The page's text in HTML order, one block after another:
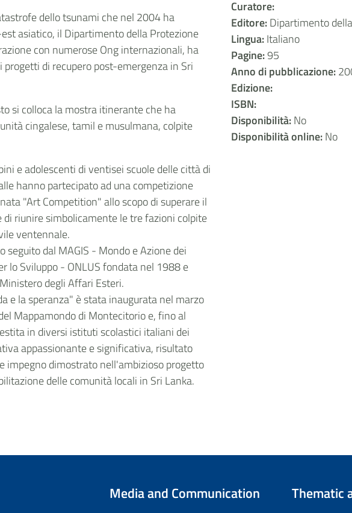
dello tsunami che nel 2004 ha
asiatico, il Dipartimento della Protezione
con numerose Ong internazionali, ha
progetti di recupero post-emergenza in Sri
si colloca la mostra itinerante che ha
cingalese, tamil e musulmana, colpite
e adolescenti di ventisei scuole delle città di
hanno partecipato ad una competizione
"Art Competition" allo scopo di superare il
di riunire simbolicamente le tre fazioni colpite
ventennale.
seguito dal MAGIS - Mondo e Azione dei
lo Sviluppo - ONLUS fondata nel 1988 e
degli Affari Esteri.
e la speranza" è stata inaugurata nel marzo
Mappamondo di Montecitorio e, fino al
in diversi istituti scolastici italiani dei
appassionante e significativa, risultato
impegno dimostrato nell'ambizioso progetto
delle comunità locali in Sri Lanka.
Curatore:
Editore:Dipartimento
Lingua:Italiano
Pagine:95
Anno di pubblicazione:
Edizione:
ISBN:
Disponibilità:No
Disponibilità online:No
Media and Communication Thematic